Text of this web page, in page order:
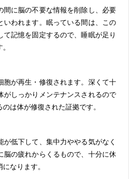
間に脳の不要な情報を削除し、必要
いわれます。眠っている間は、この
て記憶を固定するので、睡眠が足り
胞が再生・修復されます。深くて十
がしっかりメンテナンスされるので
は体が修復された証拠です。
低下して、集中力ややる気がなく
脳の疲れからくるもので、十分に休
なります。